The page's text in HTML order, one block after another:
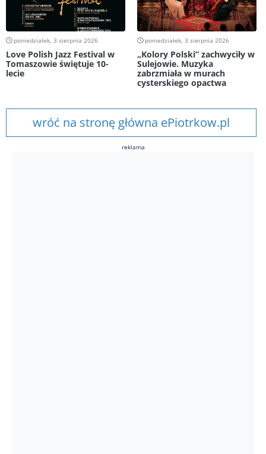
poniedziałek, 3 sierpnia 2026
Love Polish Jazz Festival w
Tomaszowie świętuje 10-
lecie
poniedziałek, 3 sierpnia 2026
„Kolory Polski” zachwyciły w
Sulejowie. Muzyka
zabrzmiała w murach
cysterskiego opactwa
wróć na stronę główna ePiotrkow.pl
reklama